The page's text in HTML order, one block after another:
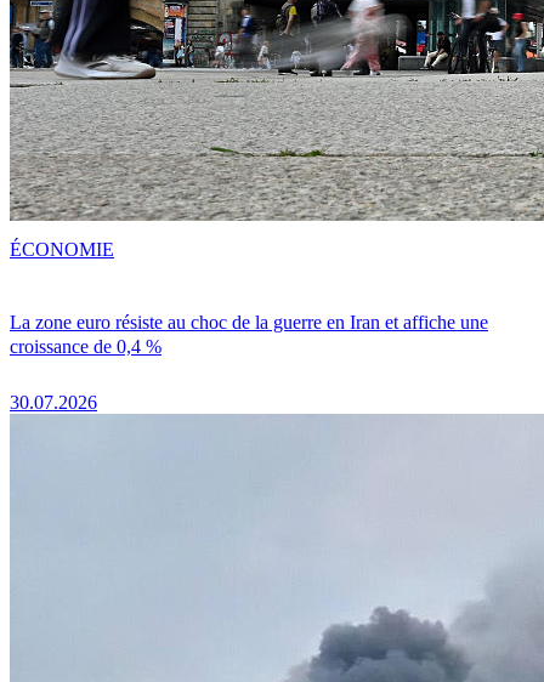
La zone euro résiste au choc de la guerre en Iran et affiche une
croissance de 0,4 %
30.07.2026
ÉCONOMIE